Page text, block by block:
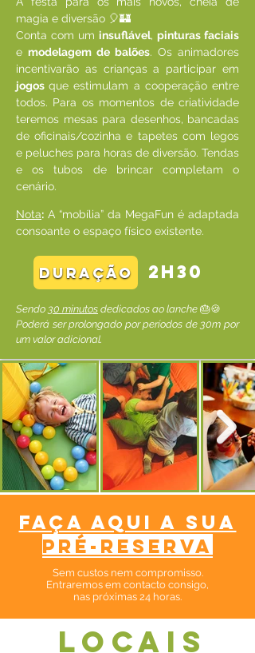
magia e diversão 🎈🏰
Conta com um insuflável, pinturas faciais
e modelagem de balões. Os animadores
incentivarão as crianças a participar em
jogosque estimulam a cooperação entre
todos. Para os momentos de criatividade
teremos mesas para desenhos, bancadas
de oficinais/cozinha e tapetes com legos
e peluches para horas de diversão. Tendas
e os tubos de brincar completam o
cenário.
Nota: A “mobília” da MegaFun é adaptada
consoante o espaço físico existente.
duração 2h30
Sendo 30 minutos dedicados ao lanche 🎂🍪
Poderá ser prolongado por períodos de 30m por
um valor adicional.
faça aqui a sua
pré-reserva
Sem custos nem compromisso.​
Entraremos em contacto consigo,
nas próximas 24 horas.
LOCAIS